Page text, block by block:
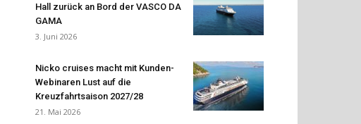
Hall zurück an Bord der VASCO DA
GAMA
3. Juni 2026
Nicko cruises macht mit Kunden-
Webinaren Lust auf die
Kreuzfahrtsaison 2027/28
21. Mai 2026